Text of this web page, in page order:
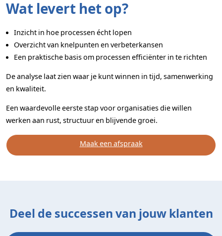
Wat levert het op?
Inzicht in hoe processen écht lopen
Overzicht van knelpunten en verbeterkansen
Een praktische basis om processen efficiënter in te richten
De analyse laat zien waar je kunt winnen in tijd, samenwerking
en kwaliteit.
Een waardevolle eerste stap voor organisaties die willen
werken aan rust, structuur en blijvende groei.
Maak een afspraak
Deel de successen van jouw klanten